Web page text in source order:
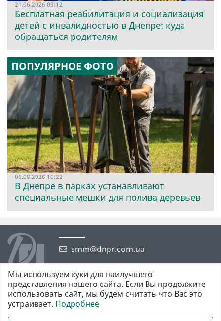
21.06.2026 09:12
Бесплатная реабилитация и социализация
детей с инвалидностью в Днепре: куда
обращаться родителям
ПОПУЛЯРНОЕ ФОТО
06.08.2026 10:22
В Днепре в парках устанавливают
специальные мешки для полива деревьев
smm@dnpr.com.ua
©2026 https://dnpr.com.ua Дніпровська порадниця
Всі права захищені. При повному або частковому використанні
Мы используем куки для наилучшего
представления нашего сайта. Если Вы продолжите
использовать сайт, мы будем считать что Вас это
устраивает. Подробнее